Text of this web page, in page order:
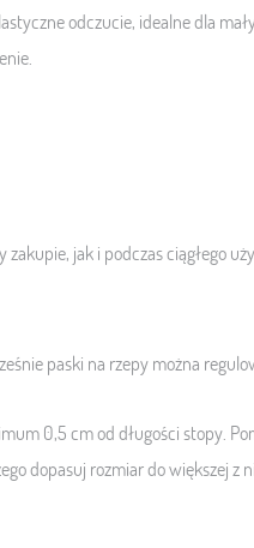
odczucie, idealne dla
jak i podczas ciągłego
paski na rzepy można
0,5 cm od długości stopy.
dopasuj rozmiar do większej z